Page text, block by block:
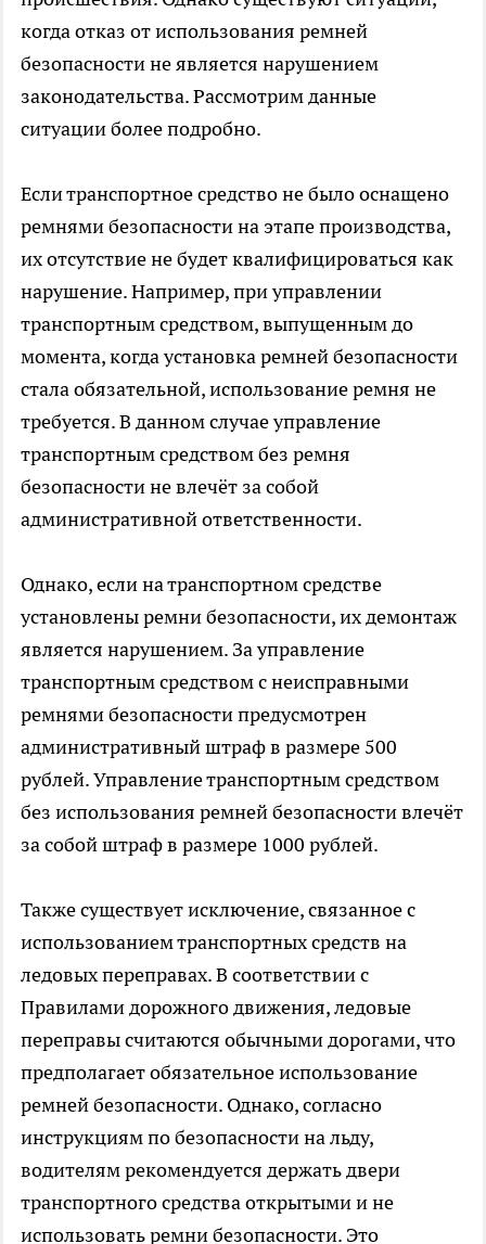
когда отказ от использования ремней
безопасности не является нарушением
законодательства. Рассмотрим данные
ситуации более подробно.
Если транспортное средство не было оснащено
ремнями безопасности на этапе производства,
их отсутствие не будет квалифицироваться как
нарушение. Например, при управлении
транспортным средством, выпущенным до
момента, когда установка ремней безопасности
стала обязательной, использование ремня не
требуется. В данном случае управление
транспортным средством без ремня
безопасности не влечёт за собой
административной ответственности.
Однако, если на транспортном средстве
установлены ремни безопасности, их демонтаж
является нарушением. За управление
транспортным средством с неисправными
ремнями безопасности предусмотрен
административный штраф в размере 500
рублей. Управление транспортным средством
без использования ремней безопасности влечёт
за собой штраф в размере 1000 рублей.
Также существует исключение, связанное с
использованием транспортных средств на
ледовых переправах. В соответствии с
Правилами дорожного движения, ледовые
переправы считаются обычными дорогами, что
предполагает обязательное использование
ремней безопасности. Однако, согласно
инструкциям по безопасности на льду,
водителям рекомендуется держать двери
транспортного средства открытыми и не
использовать ремни безопасности. Это